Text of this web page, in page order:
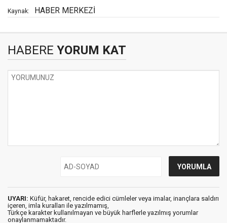
Kaynak: HABER MERKEZİ
HABERE YORUM KAT
UYARI: Küfür, hakaret, rencide edici cümleler veya imalar, inançlara saldırı
içeren, imla kuralları ile yazılmamış,
Türkçe karakter kullanılmayan ve büyük harflerle yazılmış yorumlar
onaylanmamaktadır.